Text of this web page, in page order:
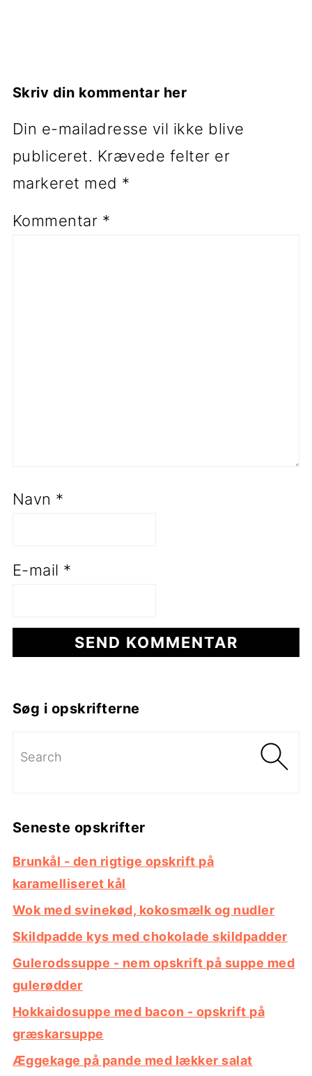
Skriv din kommentar her
Din e-mailadresse vil ikke blive
publiceret. Krævede felter er
markeret med *
Kommentar *
Navn *
E-mail *
Primær
Søg i opskrifterne
Search
Seneste opskrifter
Brunkål - den rigtige opskrift på
karamelliseret kål
Wok med svinekød, kokosmælk og nudler
Skildpadde kys med chokolade skildpadder
Gulerodssuppe - nem opskrift på suppe med
gulerødder
Hokkaidosuppe med bacon - opskrift på
græskarsuppe
Æggekage på pande med lækker salat